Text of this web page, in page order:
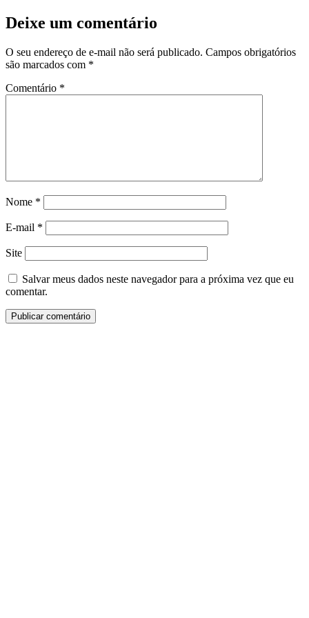
Deixe um comentário
O seu endereço de e-mail não será publicado. Campos obrigatórios
são marcados com *
Comentário *
Nome *
E-mail *
Site
Salvar meus dados neste navegador para a próxima vez que eu
comentar.